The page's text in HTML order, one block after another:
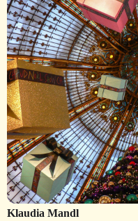
Klaudia Mandl